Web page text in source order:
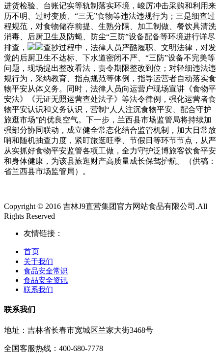
进货检验、台账记实等轨制落实环境，峻厉冲击采购和利用来
历不明、过时变质、“三无”食物等违法违规行为；三是细查过
程规范，对食物储存前提、生熟分隔、加工制做、餐饮具清洗
消毒、后厨卫生及防蝇、防尘“三防”设备配备等环境进行详尽
排查，
查抄过程中，法律人员严酷履职、文明法律，对发
觉的后厨卫生不达标、下水道密闭不严、“三防”设备不完美等
问题，现场提出整改看法，责令期限整改到位；对轻细违法违
规行为，采纳教育、指点规范等体例，指导运营者自动落实食
物平安从体义务。同时，法律人员向运营户现场宣讲《食物平
安法》《无证无照运营查处法子》等法令律例，强化运营者食
物平安认识和义务认识，营制“人人注沉食物平安、配合守护
旅逛市场”的优良空气。下一步，兰西县市场监管局将持续加
强部分协同联动，成立健全常态化结合监管机制，加大日常放
哨和随机抽查力度，紧盯旅逛旺季、节假日等环节节点，从严
从实抓好食物平安监管各项工做，全力守护泛博旅客饮食平安
和身体健康，为该县旅逛财产高质量成长保驾护航。（供稿：
省兰西县市场监管局）。
Copyright © 2016 吉林J9直营集团官方网站食品有限公司.All
Rights Reserved
友情链接：
首页
关于我们
食品安全常识
食品安全资讯
联系我们
联系我们
地址：吉林省长春市宽城区兰家大街3468号
全国客服热线：400-680-7778